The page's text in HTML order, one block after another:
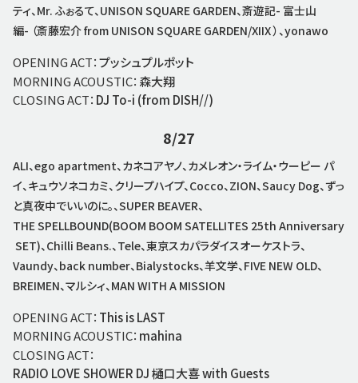
ティ、Mr. ふぉるて、UNISON SQUARE GARDEN、斎遊記- 富士山
編- （斎藤宏介 from UNISON SQUARE GARDEN/XIIX ）、yonawo
OPENING ACT：プッシュプルポット
MORNING ACOUSTIC： 森大翔
CLOSING ACT： DJ To-i (from DISH//)
8/27
ALI、ego apartment、カネコアヤノ、カメレオン・ライム・ウーピー パ
イ、キュウソネコカミ、クリープハイプ、Cocco、ZION、Saucy Dog、ずっ
と真夜中でいいのに。、SUPER BEAVER、
THE SPELLBOUND(BOOM BOOM SATELLITES 25th Anniversary
SET)、Chilli Beans.、Tele、東京スカパラダイスオーケストラ、
Vaundy、back number、Bialystocks、羊文学、FIVE NEW OLD、
BREIMEN、マルシィ、MAN WITH A MISSION
OPENING ACT： This is LAST
MORNING ACOUSTIC： mahina
CLOSING ACT：
RADIO LOVE SHOWER DJ 樋口大喜 with Guests